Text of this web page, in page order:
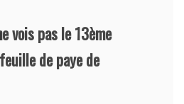
vois pas le 13ème
de paye de